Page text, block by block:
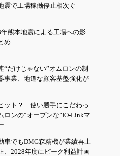
で工場稼働停止相次ぐ
年熊本地震による工場への影
め
“だけじゃない”オムロンの制
事業、地道な顧客基盤強化が
ット？ 使い勝手にこだわっ
ロンの“オープンな”IO-Linkマ
車でもDMG森精機が業績再上
、2028年度にピーク利益計画